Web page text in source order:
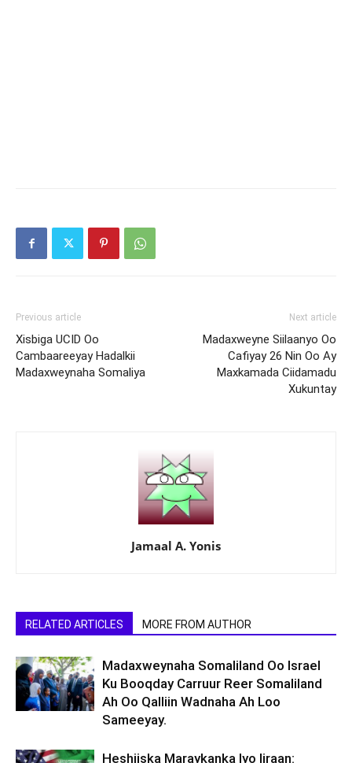
Previous article
Xisbiga UCID Oo
Cambaareeyay Hadalkii
Madaxweynaha Somaliya
Next article
Madaxweyne Siilaanyo Oo
Cafiyay 26 Nin Oo Ay
Maxkamada Ciidamadu
Xukuntay
Jamaal A. Yonis
RELATED ARTICLES MORE FROM AUTHOR
Madaxweynaha Somaliland Oo Israel
Ku Booqday Carruur Reer Somaliland
Ah Oo Qalliin Wadnaha Ah Loo
Sameeyay.
Heshiiska Maraykanka Iyo Iiraan: